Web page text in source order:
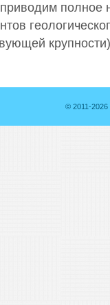
полное
© 2011-2026